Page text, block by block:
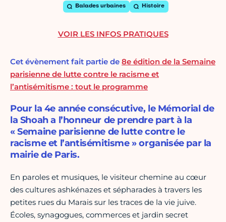
Balades urbaines Histoire
Cet évènement fait partie de 8e édition de la Semaine
parisienne de lutte contre le racisme et
l’antisémitisme : tout le programme
Pour la 4e année consécutive, le Mémorial de
la Shoah a l’honneur de prendre part à la
« Semaine parisienne de lutte contre le
racisme et l’antisémitisme » organisée par la
mairie de Paris.
En paroles et musiques, le visiteur chemine au cœur
des cultures ashkénazes et sépharades à travers les
petites rues du Marais sur les traces de la vie juive.
Écoles, synagogues, commerces et jardin secret
VOIR LES INFOS PRATIQUES